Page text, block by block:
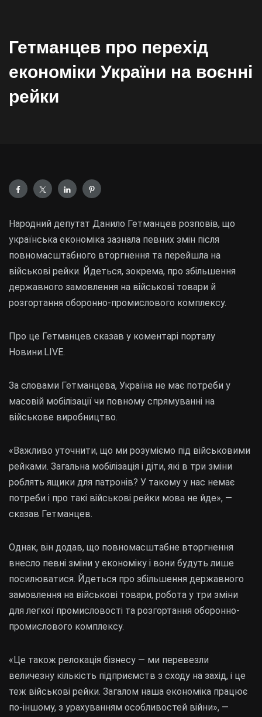
Гетманцев про перехід
економіки України на воєнні
рейки
Народний депутат Данило Гетманцев розповів, що
українська економіка зазнала певних змін після
повномасштабного вторгнення та перейшла на
військові рейки. Йдеться, зокрема, про збільшення
державного замовлення на військові товари й
розгортання оборонно-промислового комплексу.
Про це Гетманцев сказав у коментарі порталу
Новини.LIVE.
За словами Гетманцева, Україна не має потреби у
масовій мобілізації чи повному спрямуванні на
військове виробництво.
«Важливо уточнити, що ми розуміємо під військовими
рейками. Загальна мобілізація і діти, які в три зміни
роблять ящики для патронів? У такому у нас немає
потреби і про такі військові рейки мова не йде», —
сказав Гетманцев.
Однак, він додав, що повномасштабне вторгнення
внесло певні зміни у економіку і вони будуть лише
посилюватися. Йдеться про збільшення державного
замовлення на військові товари, робота у три зміни
для легкої промисловості та розгортання оборонно-
промислового комплексу.
«Це також релокація бізнесу — ми перевезли
величезну кількість підприємств з сходу на захід, і це
теж військові рейки. Загалом наша економіка працює
по-іншому, з урахуванням особливостей війни», —